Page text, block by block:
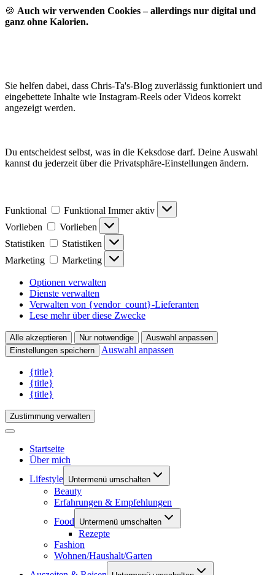
🍪 Auch wir verwenden Cookies – allerdings nur digital und
ganz ohne Kalorien.
Sie helfen dabei, dass Chris-Ta's-Blog zuverlässig funktioniert und
eingebettete Inhalte wie Instagram-Reels oder Videos korrekt
angezeigt werden.
Du entscheidest selbst, was in die Keksdose darf. Deine Auswahl
kannst du jederzeit über die Privatsphäre-Einstellungen ändern.
Funktional Funktional Immer aktiv
Vorlieben
Vorlieben
Statistiken
Statistiken
Marketing
Marketing
Optionen verwalten
Dienste verwalten
Verwalten von {vendor_count}-Lieferanten
Lese mehr über diese Zwecke
Alle akzeptieren Nur notwendige
Auswahl anpassen
Einstellungen speichern
Auswahl anpassen
{title}
{title}
{title}
Zustimmung verwalten
Startseite
Über mich
Lifestyle Untermenü umschalten
Beauty
Erfahrungen & Empfehlungen
Food
Untermenü umschalten
Rezepte
Fashion
Wohnen/Haushalt/Garten